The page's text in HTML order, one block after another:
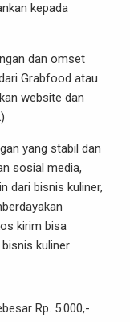
kepada
dan omset
Grabfood atau
website dan
yang stabil dan
sosial media,
dari bisnis kuliner,
kirim bisa
kuliner
Rp. 5.000,-